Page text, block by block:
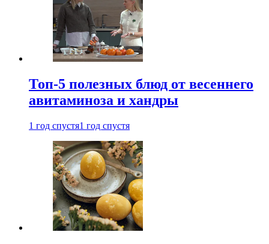
Топ-5 полезных блюд от весеннего
авитаминоза и хандры
1 год спустя1 год спустя